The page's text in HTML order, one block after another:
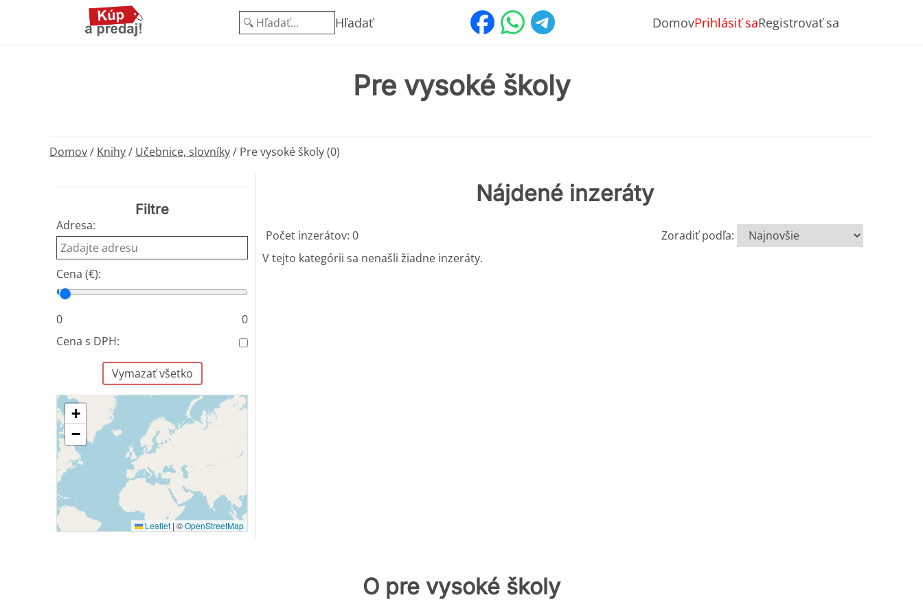
Hľadať DomovPrihlásiť saRegistrovať sa
Pre vysoké školy
Domov/ Knihy/ Učebnice, slovníky/ Pre vysoké školy (0)
Filtre
Adresa:
Cena (€):
Cena od
Cena do
0
0
Cena s DPH:
Vymazať všetko
+
−
Leaflet | ©OpenStreetMap
Nájdené inzeráty
Počet inzerátov: 0
Zoradiť podľa:
V tejto kategórii sa nenašli žiadne inzeráty.
O pre vysoké školy